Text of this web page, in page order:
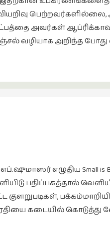
அவர்கள்
வழியாக அறிந்த போது
ஈ.எப்.ஷுமாஸர் எழுதிய
பதிப்பகத்தால்
கடையில் கொடுத்து